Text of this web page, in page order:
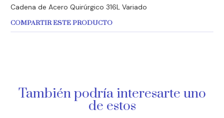
Cadena de Acero Quirúrgico 316L Variado
COMPARTIR ESTE PRODUCTO
También podría interesarte uno
de estos